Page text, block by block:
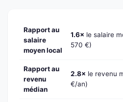
Rapport au
salaire
moyen local
1.6× le salaire
570 €)
Rapport au
revenu
médian
2.8× le revenu
€/an)